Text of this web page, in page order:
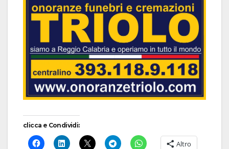
clicca e Condividi:
Altro